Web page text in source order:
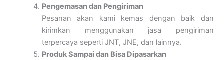
Pengemasan dan Pengiriman
Pesanan akan kami kemas dengan baik dan
kirimkan menggunakan jasa pengiriman
terpercaya seperti JNT, JNE, dan lainnya.
Produk Sampai dan Bisa Dipasarkan